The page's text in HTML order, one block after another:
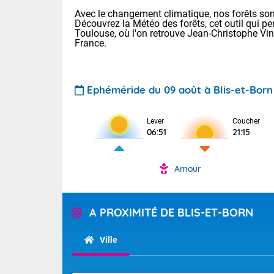
Avec le changement climatique, nos forêts
Découvrez la Météo des forêts, cet outil qui
Toulouse, où l'on retrouve Jean-Christophe
France.
Ephéméride du 09 août à Blis-et-Born
Lever
06:51
Coucher
21:15
Amour
A PROXIMITÉ DE BLIS-ET-BORN
Ville
Voici les
: 20/27 Paris
Clermont-Fd
Limoges :
Lille : 24/34
Temps
Alpes-